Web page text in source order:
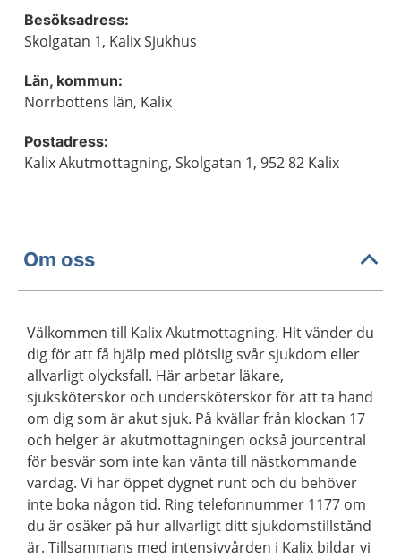
Besöksadress:
Skolgatan 1, Kalix Sjukhus
Län, kommun:
Norrbottens län, Kalix
Postadress:
Kalix Akutmottagning, Skolgatan 1, 952 82 Kalix
Om oss
Välkommen till Kalix Akutmottagning. Hit vänder du
dig för att få hjälp med plötslig svår sjukdom eller
allvarligt olycksfall. Här arbetar läkare,
sjuksköterskor och undersköterskor för att ta hand
om dig som är akut sjuk. På kvällar från klockan 17
och helger är akutmottagningen också jourcentral
för besvär som inte kan vänta till nästkommande
vardag. Vi har öppet dygnet runt och du behöver
inte boka någon tid. Ring telefonnummer 1177 om
du är osäker på hur allvarligt ditt sjukdomstillstånd
är. Tillsammans med intensivvården i Kalix bildar vi